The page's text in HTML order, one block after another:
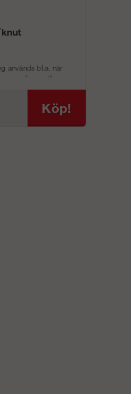
används bl.a. när
på ram då anna...
Köp!